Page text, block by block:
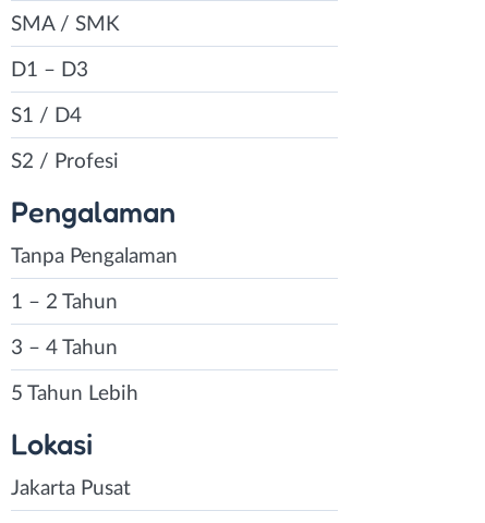
SMA / SMK
D1 – D3
S1 / D4
S2 / Profesi
Pengalaman
Tanpa Pengalaman
1 – 2 Tahun
3 – 4 Tahun
5 Tahun Lebih
Lokasi
Jakarta Pusat